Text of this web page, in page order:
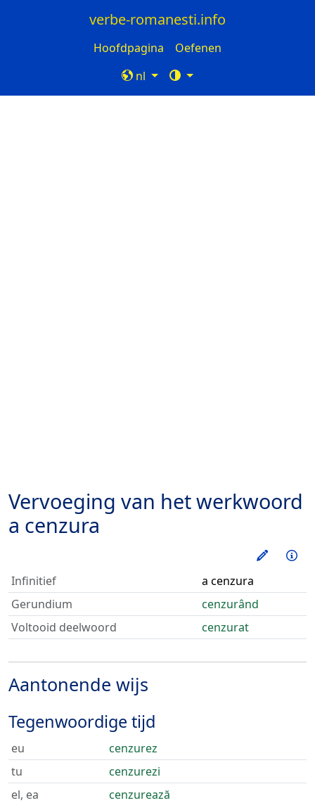
verbe-romanesti.info
Hoofdpagina
Oefenen
nl
Vervoeging van het werkwoord
a cenzura
Oefen
Infinitief
a cenzura
Gerundium
cenzurând
Voltooid deelwoord
cenzurat
Aantonende wijs
Tegenwoordige tijd
eu
cenzurez
tu
cenzurezi
el, ea
cenzurează